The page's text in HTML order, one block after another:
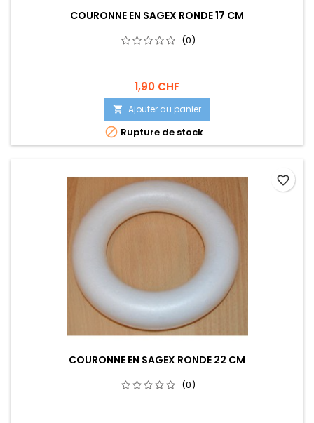
COURONNE EN SAGEX RONDE 17 CM
(0)
1,90 CHF
 Ajouter au panier
 Rupture de stock
COURONNE EN SAGEX RONDE 22 CM
(0)
favorite_border